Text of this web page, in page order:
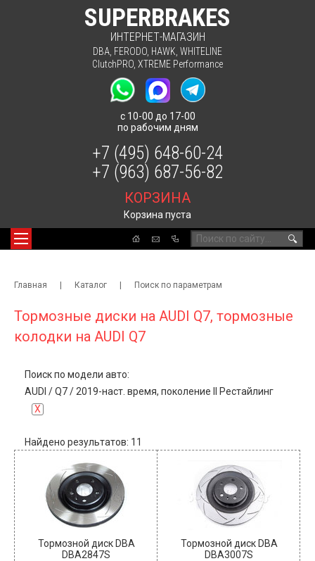
SUPERBRAKES
ИНТЕРНЕТ-МАГАЗИН
DBA FERODO HAWK WHITELINE
ClutchPRO XTREME Performance
с 10-00 до 17-00
по рабочим дням
🔍
КОРЗИНА
Корзина пуста
+7 (495) 648-60-24
+7 (963) 687-56-82
Главная | Каталог | Поиск по параметрам
Тормозные диски на AUDI Q7, тормозные
колодки на AUDI Q7
Поиск по модели авто:
AUDI /Q7/ 2019-наст. время, поколение II Рестайлинг
X
Найдено результатов: 11
Тормозной диск DBA
DBA2847S
Тормозной диск DBA
DBA3007S